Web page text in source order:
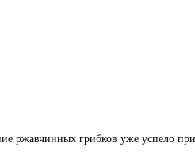
ржавчинных грибков уже успело